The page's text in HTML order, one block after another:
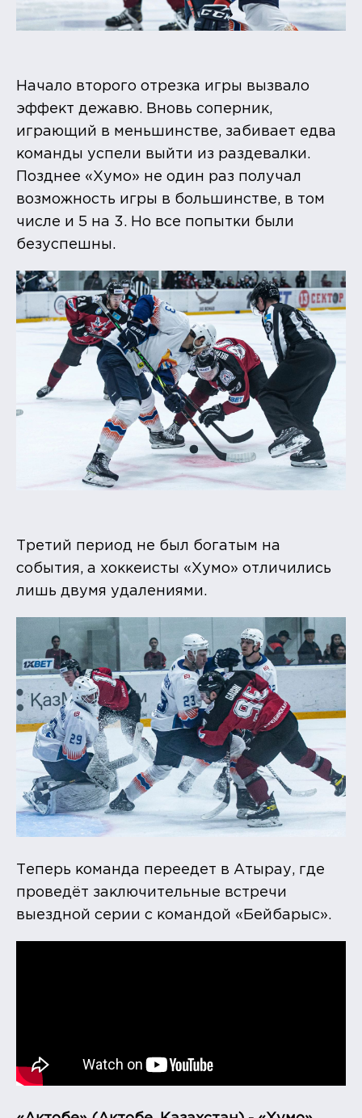
Начало второго отрезка игры вызвало
эффект дежавю. Вновь соперник,
играющий в меньшинстве, забивает едва
команды успели выйти из раздевалки.
Позднее «Хумо» не один раз получал
возможность игры в большинстве, в том
числе и 5 на 3. Но все попытки были
безуспешны.
Третий период не был богатым на
события, а хоккеисты «Хумо» отличились
лишь двумя удалениями.
Теперь команда переедет в Атырау, где
проведёт заключительные встречи
выездной серии с командой «Бейбарыс».